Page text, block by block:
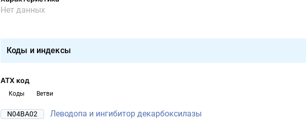
Нет данных
Коды и индексы
АТХ код
Коды Ветви
N04BA02 Леводопа и ингибитор декарбоксилазы